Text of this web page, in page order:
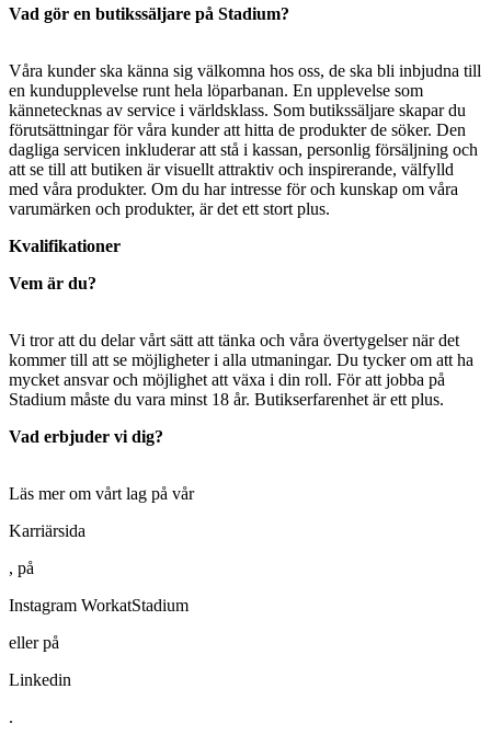
Vad gör en butikssäljare på Stadium?
Våra kunder ska känna sig välkomna hos oss, de ska bli inbjudna till
en kundupplevelse runt hela löparbanan. En upplevelse som
kännetecknas av service i världsklass. Som butikssäljare skapar du
förutsättningar för våra kunder att hitta de produkter de söker. Den
dagliga servicen inkluderar att stå i kassan, personlig försäljning och
att se till att butiken är visuellt attraktiv och inspirerande, välfylld
med våra produkter. Om du har intresse för och kunskap om våra
varumärken och produkter, är det ett stort plus.
Kvalifikationer
Vem är du?
Vi tror att du delar vårt sätt att tänka och våra övertygelser när det
kommer till att se möjligheter i alla utmaningar. Du tycker om att ha
mycket ansvar och möjlighet att växa i din roll. För att jobba på
Stadium måste du vara minst 18 år. Butikserfarenhet är ett plus.
Vad erbjuder vi dig?
Läs mer om vårt lag på vår
Karriärsida
, på
Instagram WorkatStadium
eller på
Linkedin
.